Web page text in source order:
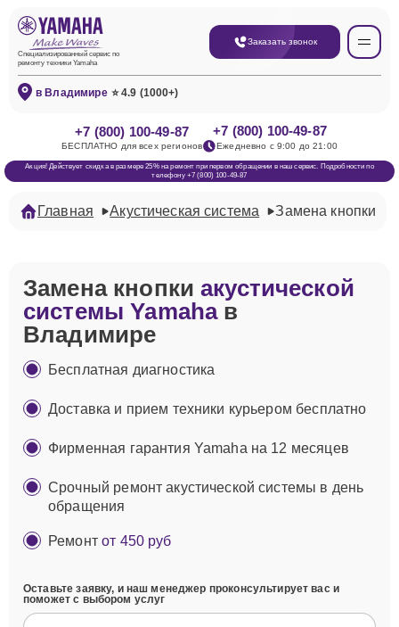
Специализированный сервис по
ремонту техники Yamaha
Заказать звонок
в Владимире ⭐ 4.9 (1000+)
+7 (800) 100-49-87
БЕСПЛАТНО для всех регионов
+7 (800) 100-49-87
Ежедневно с 9:00 до 21:00
Акция! Действует скидка в размере 25% на ремонт при первом обращении в наш сервис. Подробности по
телефону +7 (800) 100-49-87
Главная Акустическая система Замена кнопки
Замена кнопкиакустической
системы Yamahaв
Владимире
Бесплатная диагностика
Доставка и прием техники курьером бесплатно
Фирменная гарантия Yamaha на 12 месяцев
Срочный ремонт акустической системы в день
обращения
Ремонтот 450 руб
Оставьте заявку, и наш менеджер проконсультирует вас и
поможет с выбором услуг